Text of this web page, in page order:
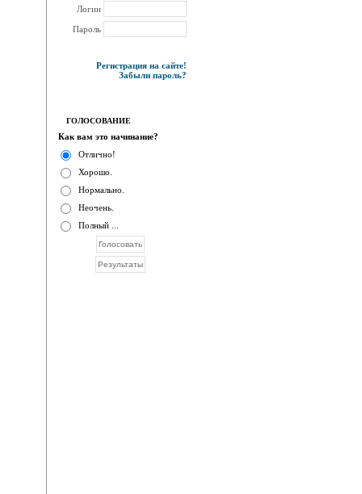
Логин
Пароль
Регистрация на сайте!
Забыли пароль?
ГОЛОСОВАНИЕ
Как вам это начинание?
Отлично!
Хорошо.
Нормально.
Неочень.
Полный ...